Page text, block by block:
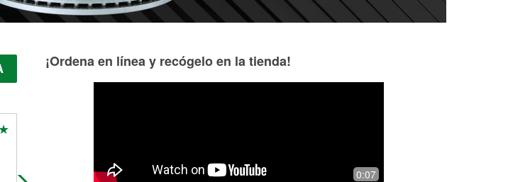
THE SHOOOOPPPPPPP
Very helpful
¡Ordena en línea y recógelo en la tienda!
0:07